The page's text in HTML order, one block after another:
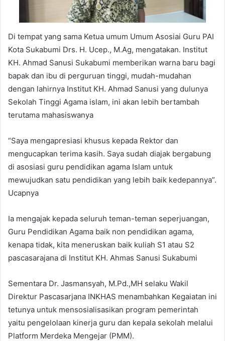
Di tempat yang sama Ketua umum Umum Asosiai Guru PAI
Kota Sukabumi Drs. H. Ucep., M.Ag, mengatakan. Institut
KH. Ahmad Sanusi Sukabumi memberikan warna baru bagi
bapak dan ibu di perguruan tinggi, mudah-mudahan
dengan lahirnya Institut KH. Ahmad Sanusi yang dulunya
Sekolah Tinggi Agama islam, ini akan lebih bertambah
terutama mahasiswanya
“Saya mengapresiasi khusus kepada Rektor dan
mengucapkan terima kasih. Saya sudah diajak bergabung
di asosiasi guru pendidikan agama Islam untuk
mewujudkan satu pendidikan yang lebih baik kedepannya”.
Ucapnya
Ia mengajak kepada seluruh teman-teman seperjuangan,
Guru Pendidikan Agama baik non pendidikan agama,
kenapa tidak, kita meneruskan baik kuliah S1 atau S2
pascasarajana di Institut KH. Ahmas Sanusi Sukabumi
Sementara Dr. Jasmansyah, M.Pd.,MH selaku Wakil
Direktur Pascasarjana INKHAS menambahkan Kegaiatan ini
tetunya untuk mensosialisasikan program pemerintah
yaitu pengelolaan kinerja guru dan kepala sekolah melalui
Platform Merdeka Mengejar (PMM).